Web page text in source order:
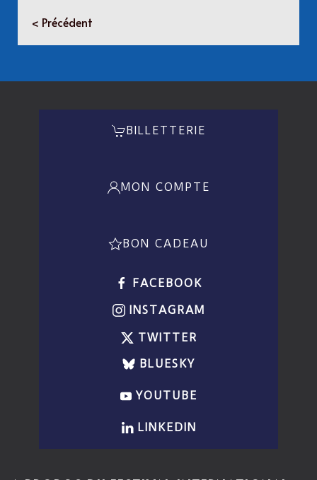
< Précédent
BILLETTERIE
MON COMPTE
BON CADEAU
FACEBOOK
INSTAGRAM
TWITTER
BLUESKY
YOUTUBE
LINKEDIN